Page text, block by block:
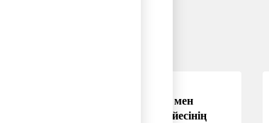
Автоматтандырылған коммерция мен
келісімшарт жұмысын басқару жүйесінің